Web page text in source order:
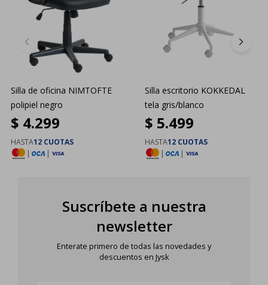
Silla de oficina NIMTOFTE
polipiel negro
$ 4.299
HASTA12 CUOTAS
|
|
Silla escritorio KOKKEDAL
tela gris/blanco
$ 5.499
HASTA12 CUOTAS
|
|
Suscríbete a nuestra
newsletter
Enterate primero de todas las novedades y
descuentos en Jysk